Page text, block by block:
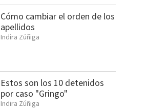
Cómo cambiar el orden de los
apellidos
Indira Zúñiga
Estos son los 10 detenidos
por caso "Gringo"
Indira Zúñiga